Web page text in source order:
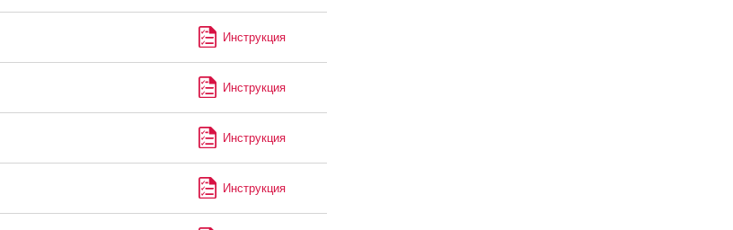
Инструкция
Инструкция
Инструкция
Инструкция